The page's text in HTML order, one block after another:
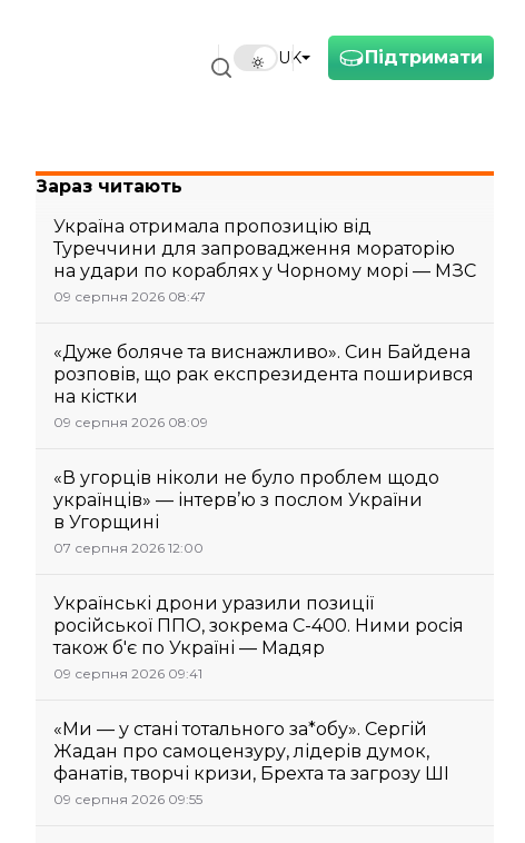
Підтримати
UK
Зараз читають
Україна отримала пропозицію від
Туреччини для запровадження мораторію
на удари по кораблях у Чорному морі — МЗС
09 серпня 2026 08:47
«Дуже боляче та виснажливо». Син Байдена
розповів, що рак експрезидента поширився
на кістки
09 серпня 2026 08:09
«В угорців ніколи не було проблем щодо
українців» — інтерв’ю з послом України
в Угорщині
07 серпня 2026 12:00
Українські дрони уразили позиції
російської ППО, зокрема С-400. Ними росія
також б'є по Україні — Мадяр
09 серпня 2026 09:41
«Ми — у стані тотального за*обу». Сергій
Жадан про самоцензуру, лідерів думок,
фанатів, творчі кризи, Брехта та загрозу ШІ
09 серпня 2026 09:55